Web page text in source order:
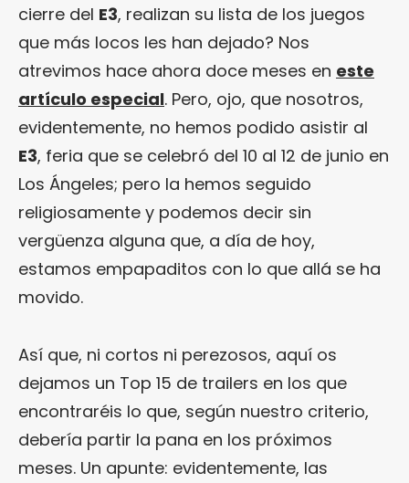
cierre del E3, realizan su lista de los juegos
que más locos les han dejado? Nos
atrevimos hace ahora doce meses en este
artículo especial. Pero, ojo, que nosotros,
evidentemente, no hemos podido asistir al
E3, feria que se celebró del 10 al 12 de junio en
Los Ángeles; pero la hemos seguido
religiosamente y podemos decir sin
vergüenza alguna que, a día de hoy,
estamos empapaditos con lo que allá se ha
movido.
Así que, ni cortos ni perezosos, aquí os
dejamos un Top 15 de trailers en los que
encontraréis lo que, según nuestro criterio,
debería partir la pana en los próximos
meses. Un apunte: evidentemente, las